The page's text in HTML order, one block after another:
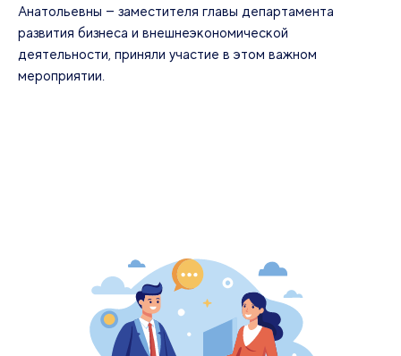
Анатольевны — заместителя главы департамента
развития бизнеса и внешнеэкономической
деятельности, приняли участие в этом важном
мероприятии.